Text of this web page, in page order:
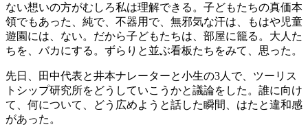
ない想いの方がむしろ私は理解できる。子どもたちの真価本
領でもあった、純で、不器用で、無邪気な汗は、もはや児童
遊園には、ない。だから子どもたちは、部屋に籠る。大人た
ちを、バカにする。ずらりと並ぶ看板たちをみて、思った。
先日、田中代表と井本ナレーターと小生の3人で、ツーリス
トシップ研究所をどうしていこうかと議論をした。誰に向け
て、何について、どう広めようと話した瞬間、はたと違和感
があった。